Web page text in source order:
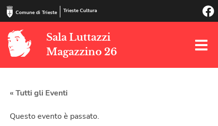
Comune di Trieste Trieste Cultura
Sala Luttazzi
Magazzino 26
« Tutti gli Eventi
Questo evento è passato.